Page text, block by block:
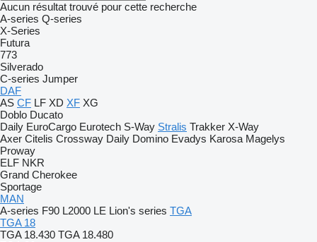
Aucun résultat trouvé pour cette recherche
A-series Q-series
X-Series
Futura
773
Silverado
C-series Jumper
DAF
AS CF LF XD XF XG
Doblo Ducato
Daily EuroCargo Eurotech S-Way Stralis Trakker X-Way
Axer Citelis Crossway Daily Domino Evadys Karosa Magelys
Proway
ELF NKR
Grand Cherokee
Sportage
MAN
A-series F90 L2000 LE Lion's series TGA
TGA 18
TGA 18.430 TGA 18.480